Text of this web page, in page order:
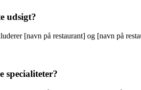
udsigt?
[navn på restaurant] og [navn på
specialiteter?